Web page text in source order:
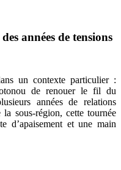
années de tensions
un contexte particulier :
de renouer le fil du
années de relations
sous-région, cette tournée
d’apaisement et une main